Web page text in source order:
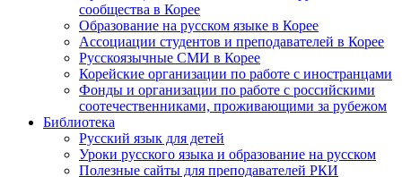
сообщества в Корее
Образование на русском языке в Корее
Ассоциации студентов и преподавателей в Корее
Русскоязычные СМИ в Корее
Корейские организации по работе с иностранцами
Фонды и организации по работе с российскими
соотечественниками, проживающими за рубежом
Библиотека
Русский язык для детей
Уроки русского языка и образование на русском
Полезные сайты для преподавателей РКИ